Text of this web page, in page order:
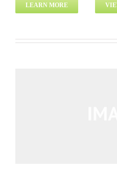
LEARN MORE